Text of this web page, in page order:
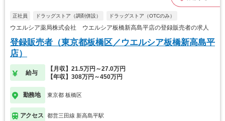
正社員 ドラッグストア（調剤併設） ドラッグストア（OTCのみ）
ウエルシア薬局株式会社 ウエルシア板橋新高島平店の登録販売者の求人
登録販売者（東京都板橋区／ウエルシア板橋新高島平
店）
給与
【月収】21.5万円～27.0万円
【年収】308万円～450万円
勤務地 東京都 板橋区
アクセス 都営三田線 新高島平駅